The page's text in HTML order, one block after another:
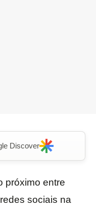
Discover
próximo entre
sociais na